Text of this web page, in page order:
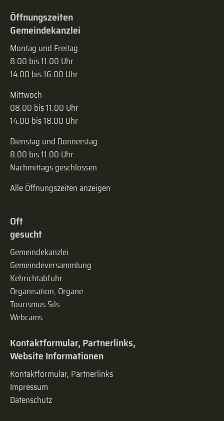
Öffnungszeiten
Gemeindekanzlei
Montag und Freitag
8.00 bis 11.00 Uhr
14.00 bis 16.00 Uhr
Mittwoch
08.00 bis 11.00 Uhr
14.00 bis 18.00 Uhr
Dienstag und Donnerstag
8.00 bis 11.00 Uhr
Nachmittags geschlossen
Alle Öffnungszeiten anzeigen
Oft
gesucht
Gemeindekanzlei
Gemeinde­versammlung
Kehrichtabfuhr
Organisation, Organe
Tourismus Sils
Webcams
Kontaktformular, Partnerlinks,
Website Informationen
Kontaktformular, Partnerlinks
Impressum
Datenschutz